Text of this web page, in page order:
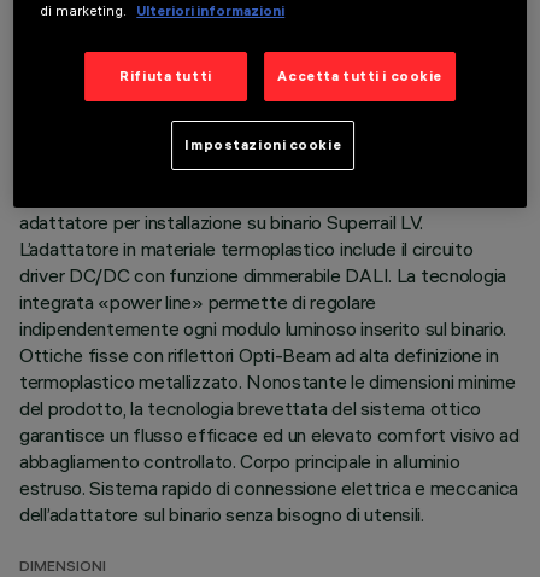
DATI TECNICI
adattatore per installazione su binario Superrail LV.
L’adattatore in materiale termoplastico include il circuito
driver DC/DC con funzione dimmerabile DALI. La tecnologia
integrata «power line» permette di regolare
indipendentemente ogni modulo luminoso inserito sul binario.
Ottiche fisse con riflettori Opti-Beam ad alta definizione in
termoplastico metallizzato. Nonostante le dimensioni minime
del prodotto, la tecnologia brevettata del sistema ottico
garantisce un flusso efficace ed un elevato comfort visivo ad
abbagliamento controllato. Corpo principale in alluminio
estruso. Sistema rapido di connessione elettrica e meccanica
dell’adattatore sul binario senza bisogno di utensili.
DIMENSIONI
di marketing.
Ulteriori informazioni
Rifiuta tutti Accetta tutti i cookie
Impostazioni cookie